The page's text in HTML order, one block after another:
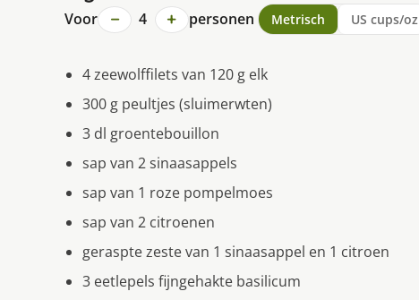
Voor − 4 + personen Metrisch US cups/oz
4 zeewolffilets van 120 g elk
300 g peultjes (sluimerwten)
3 dl groentebouillon
sap van 2 sinaasappels
sap van 1 roze pompelmoes
sap van 2 citroenen
geraspte zeste van 1 sinaasappel en 1 citroen
3 eetlepels fijngehakte basilicum